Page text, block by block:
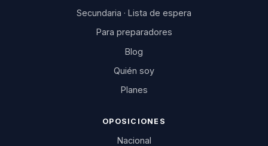
Secundaria · Lista de espera
Para preparadores
Blog
Quién soy
Planes
OPOSICIONES
Nacional